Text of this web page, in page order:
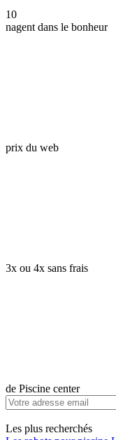
10
nagent dans le bonheur
prix du web
3x ou 4x sans frais
de Piscine center
Les plus recherchés